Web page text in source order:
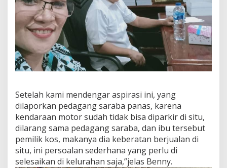
Setelah kami mendengar aspirasi ini, yang
dilaporkan pedagang saraba panas, karena
kendaraan motor sudah tidak bisa diparkir di situ,
dilarang sama pedagang saraba, dan ibu tersebut
pemilik kos, makanya dia keberatan berjualan di
situ, ini persoalan sederhana yang perlu di
selesaikan di kelurahan saja,”jelas Benny.